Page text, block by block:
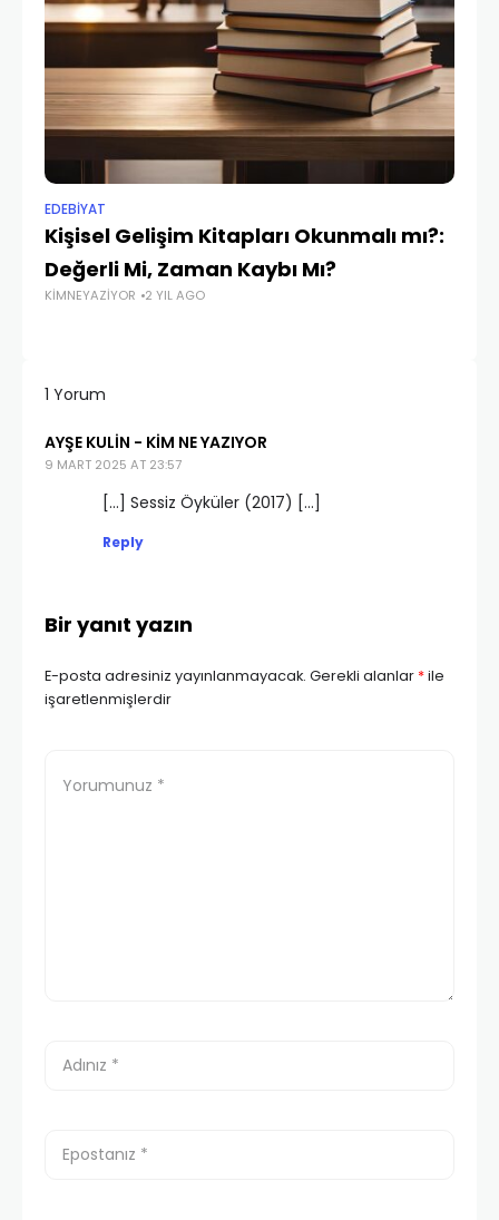
EDEBIYAT
Kişisel Gelişim Kitapları Okunmalı mı?:
Değerli Mi, Zaman Kaybı Mı?
KIMNEYAZIYOR 2 YIL AGO
1 Yorum
AYŞE KULIN - KIM NE YAZIYOR
9 MART 2025 AT 23:57
[…] Sessiz Öyküler (2017) […]
Reply
Bir yanıt yazın
E-posta adresiniz yayınlanmayacak. Gerekli alanlar *ile
işaretlenmişlerdir